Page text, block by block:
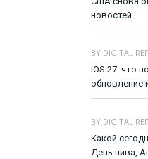
новостей
BY DIGITAL
iOS 27: что
обновление
BY DIGITAL
Какой
День пива,